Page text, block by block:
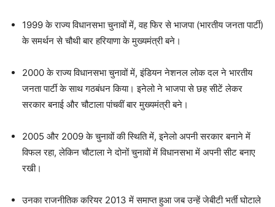
1999 के राज्य विधानसभा चुनावों में, वह फिर से भाजपा (भारतीय जनता पार्टी)
के समर्थन से चौथी बार हरियाणा के मुख्यमंत्री बने।
2000 के राज्य विधानसभा चुनावों में, इंडियन नेशनल लोक दल ने भारतीय
जनता पार्टी के साथ गठबंधन किया। इनेलो ने भाजपा से छह सीटें लेकर
सरकार बनाई और चौटाला पांचवीं बार मुख्यमंत्री बने।
2005 और 2009 के चुनावों की स्थिति में, इनेलो अपनी सरकार बनाने में
विफल रहा, लेकिन चौटाला ने दोनों चुनावों में विधानसभा में अपनी सीट बनाए
रखी।
उनका राजनीतिक करियर 2013 में समाप्त हुआ जब उन्हें जेबीटी भर्ती घोटाले